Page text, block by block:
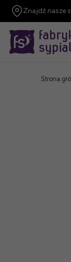
Znajdź nasze
Strona